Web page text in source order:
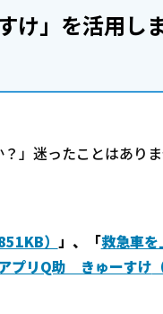
け」を活用し
」迷ったことはあり
） 」、「救急車を
プリQ助 きゅーすけ